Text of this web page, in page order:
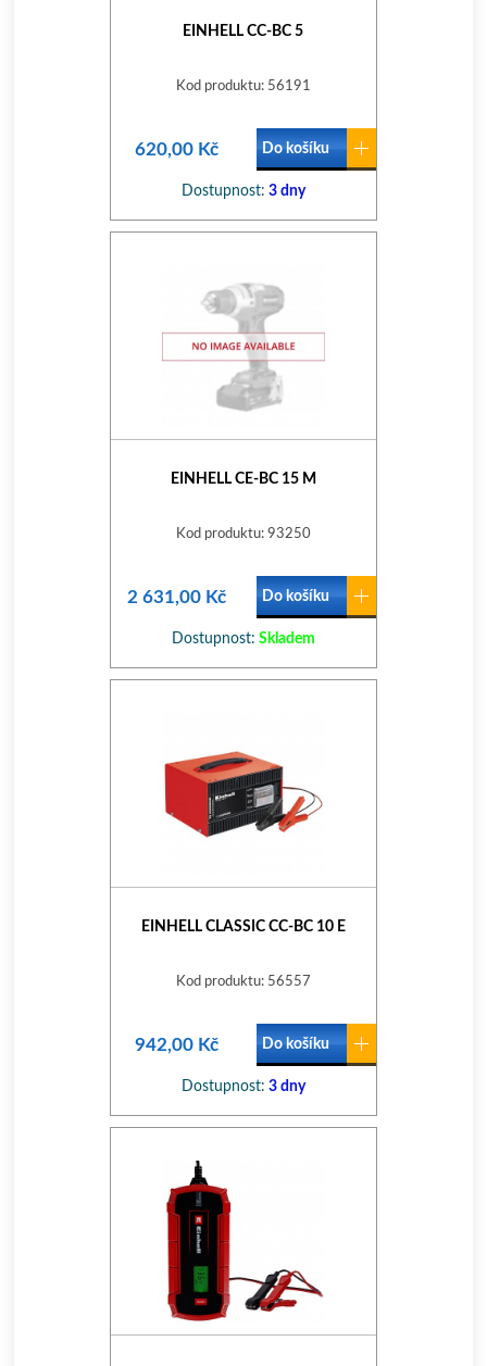
EINHELL CC-BC 5
Kod produktu: 56191
620,00 Kč Do košíku
Dostupnost: 3 dny
EINHELL CE-BC 15 M
Kod produktu: 93250
2 631,00 Kč Do košíku
Dostupnost: Skladem
EINHELL CLASSIC CC-BC 10 E
Kod produktu: 56557
942,00 Kč Do košíku
Dostupnost: 3 dny